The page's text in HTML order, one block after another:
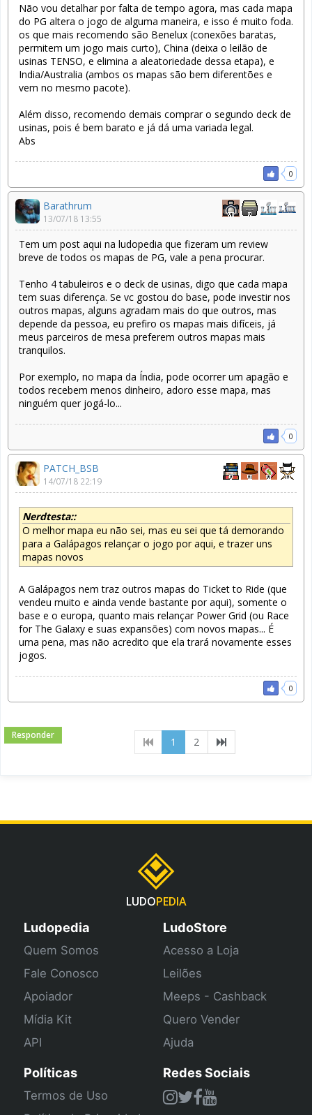
Não vou detalhar por falta de tempo agora, mas cada mapa
do PG altera o jogo de alguma maneira, e isso é muito foda.
os que mais recomendo são Benelux (conexões baratas,
permitem um jogo mais curto), China (deixa o leilão de
usinas TENSO, e elimina a aleatoriedade dessa etapa), e
India/Australia (ambos os mapas são bem diferentões e
vem no mesmo pacote).
Além disso, recomendo demais comprar o segundo deck de
usinas, pois é bem barato e já dá uma variada legal.
Abs
0
Barathrum
13/07/18 13:55
Tem um post aqui na ludopedia que fizeram um review
breve de todos os mapas de PG, vale a pena procurar.
Tenho 4 tabuleiros e o deck de usinas, digo que cada mapa
tem suas diferença. Se vc gostou do base, pode investir nos
outros mapas, alguns agradam mais do que outros, mas
depende da pessoa, eu prefiro os mapas mais difíceis, já
meus parceiros de mesa preferem outros mapas mais
tranquilos.
Por exemplo, no mapa da Índia, pode ocorrer um apagão e
todos recebem menos dinheiro, adoro esse mapa, mas
ninguém quer jogá-lo...
0
PATCH_BSB
14/07/18 22:19
Nerdtesta::
O melhor mapa eu não sei, mas eu sei que tá demorando
para a Galápagos relançar o jogo por aqui, e trazer uns
mapas novos
A Galápagos nem traz outros mapas do Ticket to Ride (que
vendeu muito e ainda vende bastante por aqui), somente o
base e o europa, quanto mais relançar Power Grid (ou Race
for The Galaxy e suas expansões) com novos mapas... É
uma pena, mas não acredito que ela trará novamente esses
jogos.
0
Responder
1 (current)
2
LUDOPEDIA
Ludopedia
Quem Somos
Fale Conosco
Apoiador
Mídia Kit
API
LudoStore
Acesso a Loja
Leilões
Meeps - Cashback
Quero Vender
Ajuda
Políticas
Termos de Uso
Redes Sociais